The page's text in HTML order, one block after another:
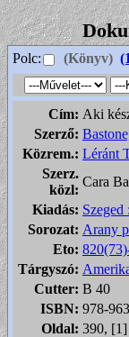
Polc: (Könyv)
Cím: Aki
Szerző:
Közrem.: Léránt
Szerz.
közl:
Cara
Kiadás:
Sorozat: Arany
Eto:
Tárgyszó:
Cutter: B 40
ISBN: 978-
Oldal: 390, [1]